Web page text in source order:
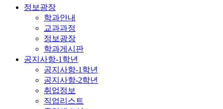
정보광장
학과안내
교과과정
정보광장
학과게시판
공지사항-1학년
공지사항-1학년
공지사항-2학년
취업정보
직업리스트